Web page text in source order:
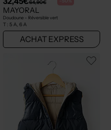
64,90€
MAYORAL
Doudoune - Réversible vert
T : 5 A, 6 A
ACHAT EXPRESS